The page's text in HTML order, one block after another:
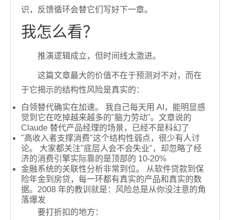
识，反馈循环会替它们写好下一章。
我怎么看？
推演逻辑成立，但时间线太激进。
这篇文章最大的价值不在于预测对不对，而在
于它揭示的结构性风险是真实的：
白领替代确实在加速。 我自己每天用 AI，能明显感
觉到它在吃掉越来越多的"脑力劳动"。文章说的
Claude 替代产品经理的场景，已经不是科幻了
"高收入者支撑消费"这个结构性弱点，很少有人讨
论。 大家都关注"底层人会不会失业"，却忽略了经
济的消费引擎实际靠的是顶部的 10-20%
金融系统的关联性分析非常到位。 从软件贷款到保
险年金到房贷，每一环都有真实的产品和真实的数
据。2008 年的教训就是：风险总是从你没注意的角
落爆发
要打折扣的地方：